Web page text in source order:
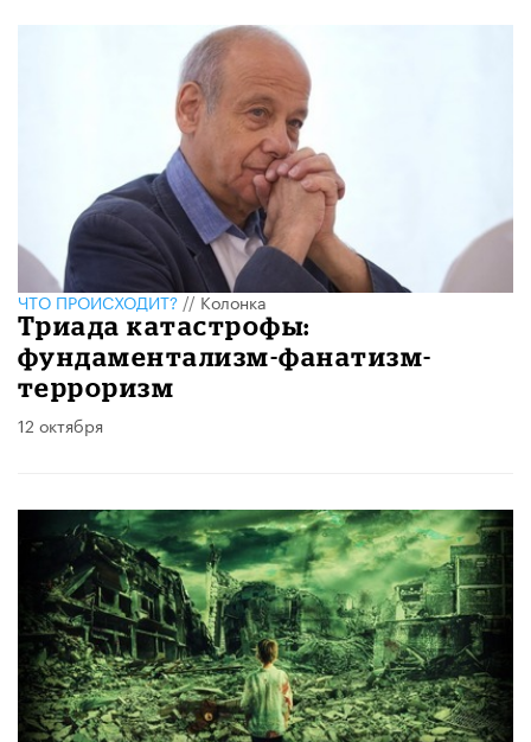
ЧТО ПРОИСХОДИТ?//Колонка
Триада катастрофы:
фундаментализм-фанатизм-
терроризм
12 октября